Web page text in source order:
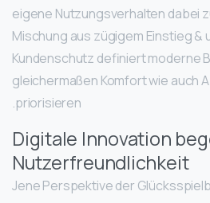
eigene Nutzungsverhalten dabei
Mischung aus zügigem Einstieg &
Kundenschutz definiert moderne
gleichermaßen Komfort wie auch
priorisieren.
Digitale Innovation
Nutzerfreundlichkeit
Jene Perspektive der